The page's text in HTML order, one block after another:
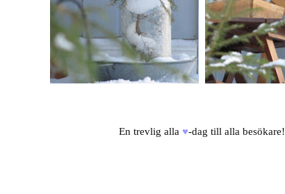
En trevlig alla ♥-dag till alla besökare!